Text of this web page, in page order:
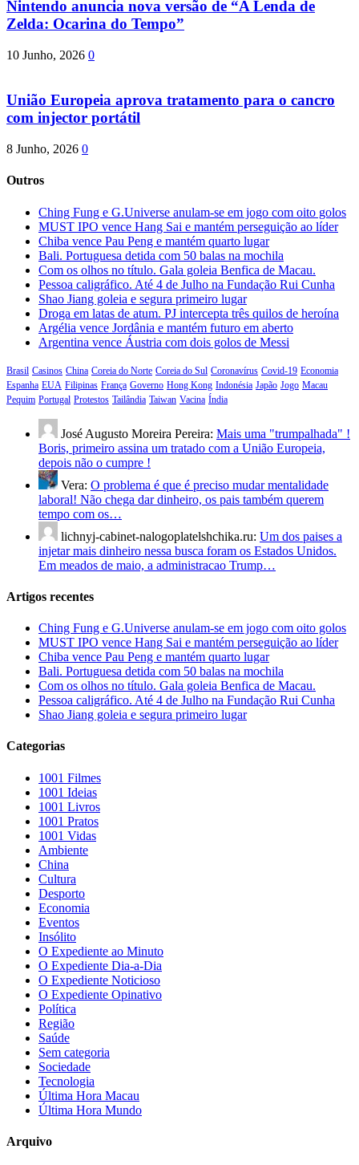
Nintendo anuncia nova versão de “A Lenda de
Zelda: Ocarina do Tempo”
10 Junho, 2026 0
União Europeia aprova tratamento para o cancro
com injector portátil
8 Junho, 2026 0
Outros
Ching Fung e G.Universe anulam-se em jogo com oito golos
MUST IPO vence Hang Sai e mantém perseguição ao líder
Chiba vence Pau Peng e mantém quarto lugar
Bali. Portuguesa detida com 50 balas na mochila
Com os olhos no título. Gala goleia Benfica de Macau.
Pessoa caligráfico. Até 4 de Julho na Fundação Rui Cunha
Shao Jiang goleia e segura primeiro lugar
Droga em latas de atum. PJ intercepta três quilos de heroína
Argélia vence Jordânia e mantém futuro em aberto
Argentina vence Áustria com dois golos de Messi
Brasil Casinos China Coreia do Norte Coreia do Sul Coronavírus Covid-19 Economia
Espanha EUA Filipinas França Governo Hong Kong Indonésia Japão Jogo Macau
Pequim Portugal Protestos Tailândia Taiwan Vacina Índia
José Augusto Moreira Pereira: Mais uma "trumpalhada" !
Boris, primeiro assina um tratado com a União Europeia,
depois não o cumpre !
Vera: O problema é que é preciso mudar mentalidade
laboral! Não chega dar dinheiro, os pais também querem
tempo com os…
lichnyj-cabinet-nalogoplatelshchika.ru: Um dos paises a
injetar mais dinheiro nessa busca foram os Estados Unidos.
Em meados de maio, a administracao Trump…
Artigos recentes
Ching Fung e G.Universe anulam-se em jogo com oito golos
MUST IPO vence Hang Sai e mantém perseguição ao líder
Chiba vence Pau Peng e mantém quarto lugar
Bali. Portuguesa detida com 50 balas na mochila
Com os olhos no título. Gala goleia Benfica de Macau.
Pessoa caligráfico. Até 4 de Julho na Fundação Rui Cunha
Shao Jiang goleia e segura primeiro lugar
Categorias
1001 Filmes
1001 Ideias
1001 Livros
1001 Pratos
1001 Vidas
Ambiente
China
Cultura
Desporto
Economia
Eventos
Insólito
O Expediente ao Minuto
O Expediente Dia-a-Dia
O Expediente Noticioso
O Expediente Opinativo
Política
Região
Saúde
Sem categoria
Sociedade
Tecnologia
Última Hora Macau
Última Hora Mundo
Arquivo